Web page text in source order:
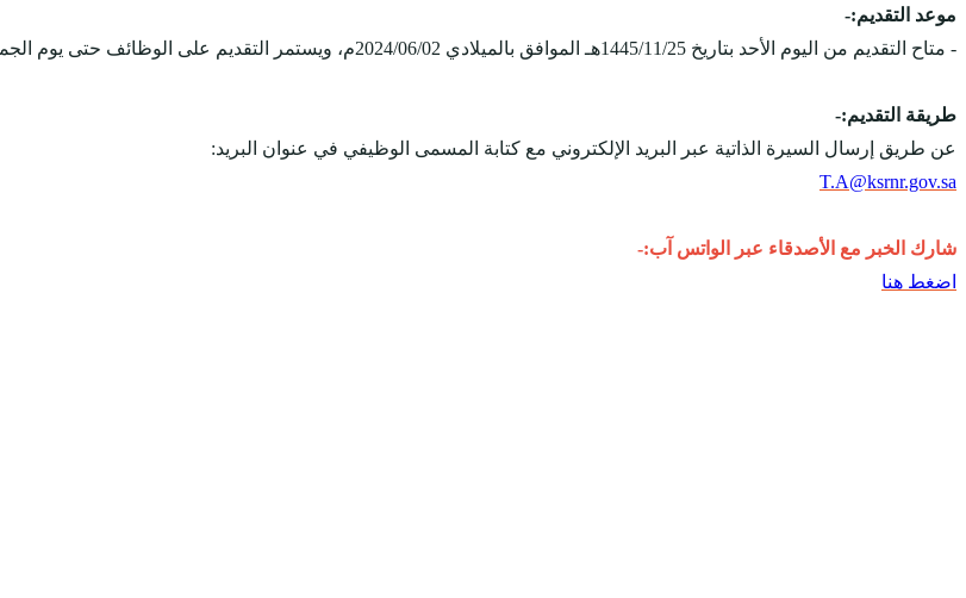
موعد التقديم:-
- متاح التقديم من اليوم الأحد بتاريخ 1445/11/25هـ الموافق بالميلادي 2024/06/02م، ويستمر التقديم على الوظائف حتى يوم الجمعة بتاريخ 1445/12/15هـ الموافق 2024/06/21م.
طريقة التقديم:-
عن طريق إرسال السيرة الذاتية عبر البريد الإلكتروني مع كتابة المسمى الوظيفي في عنوان البريد:
T.A@ksrnr.gov.sa
شارك الخبر مع الأصدقاء عبر الواتس آب:-
اضغط هنا